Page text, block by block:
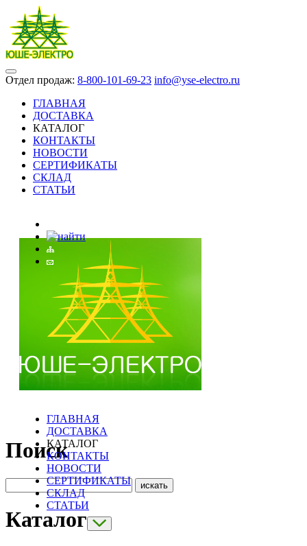
Отдел продаж: 8-800-101-69-23 info@yse-electro.ru
ГЛАВНАЯ
ДОСТАВКА
КАТАЛОГ
КОНТАКТЫ
НОВОСТИ
СЕРТИФИКАТЫ
СКЛАД
СТАТЬИ
ГЛАВНАЯ
ДОСТАВКА
КАТАЛОГ
КОНТАКТЫ
НОВОСТИ
СЕРТИФИКАТЫ
СКЛАД
СТАТЬИ
Поиск
Каталог